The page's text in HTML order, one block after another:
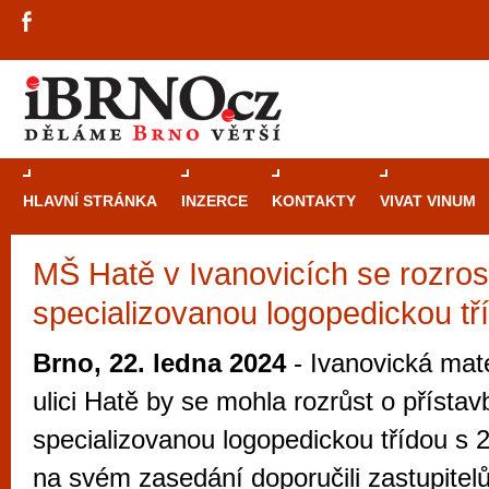
HLAVNÍ STRÁNKA INZERCE KONTAKTY VIVAT VINUM
MŠ Hatě v Ivanovicích se
specializovanou logopedickou
Brno, 22. ledna 2024- Ivanovická
ulici Hatě by se mohla rozrůst o
specializovanou logopedickou třídou s
na svém zasedání doporučili
Průvodce
Brně: Od
Brno je
zajímavé
restaurace,
Mimo jiné je ale také místem, kde si